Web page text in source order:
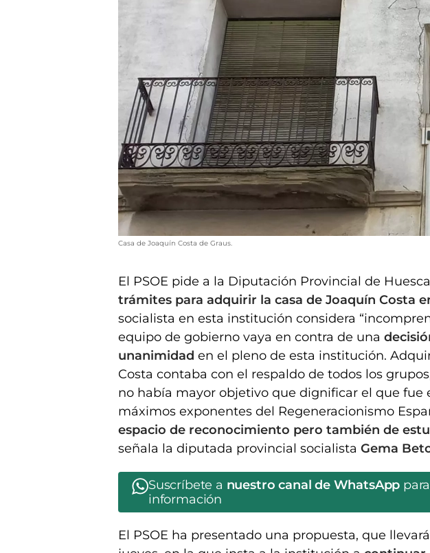
Casa de Joaquín Costa de Graus.
El PSOE pide a la Diputación Provincial de
trámites para adquirir la casa de Joaquín Costa
socialista en esta institución considera
equipo de gobierno vaya en contra de una
unanimidad en el pleno de esta institución.
Costa contaba con el respaldo de todos los
no había mayor objetivo que dignificar el que fue
máximos exponentes del Regeneracionismo
espacio de reconocimiento pero también de
señala la diputada provincial socialista Gema
Suscríbete a nuestro canal de WhatsApp
información
El PSOE ha presentado una propuesta, que